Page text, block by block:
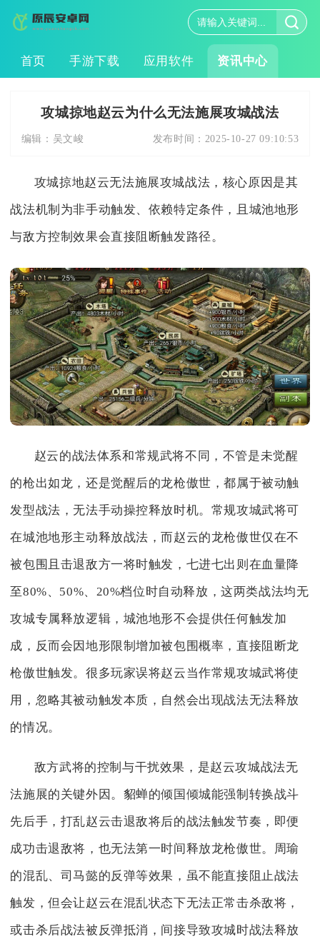
首页 手游下载 应用软件 资讯中心
攻城掠地赵云为什么无法施展攻城战法
编辑： 吴文峻 发布时间： 2025-10-27 09:10:53
攻城掠地赵云无法施展攻城战法，核心原因是其
战法机制为非手动触发、依赖特定条件，且城池地形
与敌方控制效果会直接阻断触发路径。
赵云的战法体系和常规武将不同，不管是未觉醒
的枪出如龙，还是觉醒后的龙枪傲世，都属于被动触
发型战法，无法手动操控释放时机。常规攻城武将可
在城池地形主动释放战法，而赵云的龙枪傲世仅在不
被包围且击退敌方一将时触发，七进七出则在血量降
至80%、50%、20%档位时自动释放，这两类战法均无
攻城专属释放逻辑，城池地形不会提供任何触发加
成，反而会因地形限制增加被包围概率，直接阻断龙
枪傲世触发。很多玩家误将赵云当作常规攻城武将使
用，忽略其被动触发本质，自然会出现战法无法释放
的情况。
敌方武将的控制与干扰效果，是赵云攻城战法无
法施展的关键外因。貂蝉的倾国倾城能强制转换战斗
先后手，打乱赵云击退敌将后的战法触发节奏，即便
成功击退敌将，也无法第一时间释放龙枪傲世。周瑜
的混乱、司马懿的反弹等效果，虽不能直接阻止战法
触发，但会让赵云在混乱状态下无法正常击杀敌将，
或击杀后战法被反弹抵消，间接导致攻城时战法释放